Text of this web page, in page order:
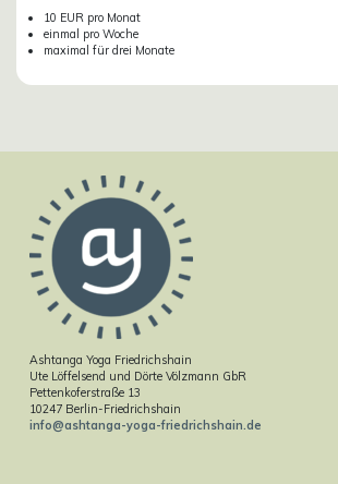
10 EUR pro Monat
einmal pro Woche
maximal für drei Monate
Ashtanga Yoga Friedrichshain
Ute Löffelsend und Dörte Völzmann GbR
Pettenkoferstraße 13
10247 Berlin-Friedrichshain
info@ashtanga-yoga-friedrichshain.de